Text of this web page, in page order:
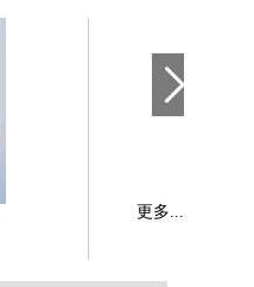
更多...